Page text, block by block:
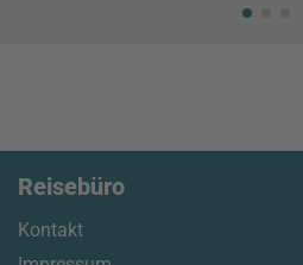
Reisebüro
Kontakt